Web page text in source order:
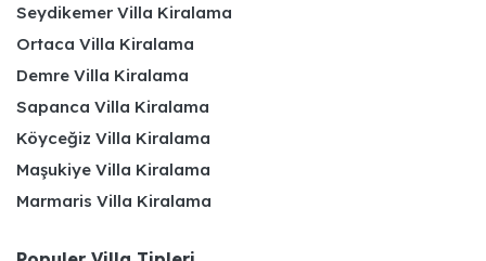
Seydikemer Villa Kiralama
Ortaca Villa Kiralama
Demre Villa Kiralama
Sapanca Villa Kiralama
Köyceğiz Villa Kiralama
Maşukiye Villa Kiralama
Marmaris Villa Kiralama